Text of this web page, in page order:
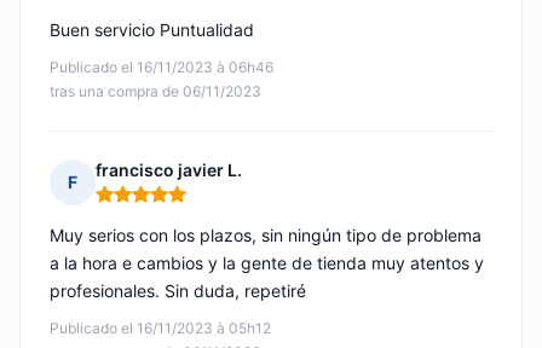
Publicado el 16/11/2023 à 06h46
tras una compra de 06/11/2023
Buen servicio Puntualidad
F
francisco javier L.
Nota: 5 de 5
Publicado el 16/11/2023 à 05h12
Muy serios con los plazos, sin ningún tipo de problema
a la hora e cambios y la gente de tienda muy atentos y
profesionales. Sin duda, repetiré